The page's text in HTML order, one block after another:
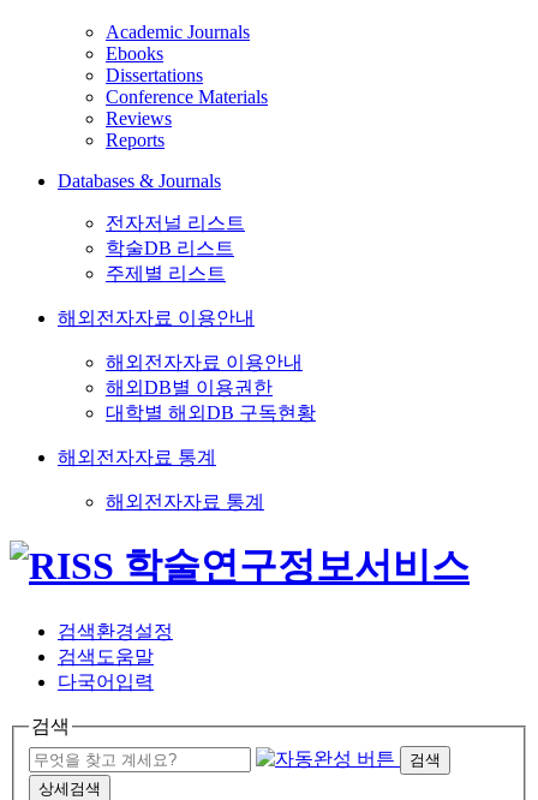
Academic Journals
Ebooks
Dissertations
Conference Materials
Reviews
Reports
Databases & Journals
전자저널 리스트
학술DB 리스트
주제별 리스트
해외전자자료 이용안내
해외전자자료 이용안내
해외DB별 이용권한
대학별 해외DB 구독현황
해외전자자료 통계
해외전자자료 통계
검색환경설정
검색도움말
다국어입력
검색
검색
상세검색